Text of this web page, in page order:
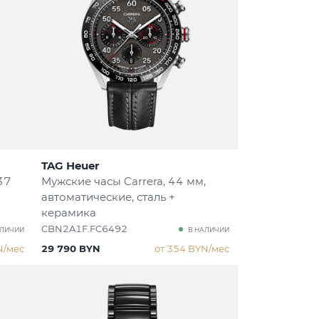
мес
TAG Heuer
Мужские часы Carrera, 44 мм,
автоматические, сталь +
керамика
CBN2A1F.FC6492 В НАЛИЧИИ
29 790 BYN от 354 BYN/мес